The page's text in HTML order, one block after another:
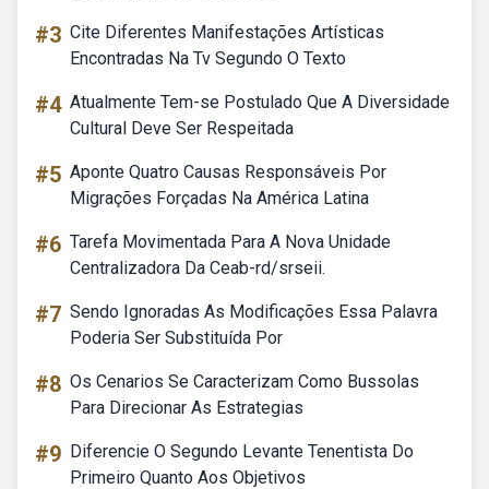
#3 Cite Diferentes Manifestações Artísticas
Encontradas Na Tv Segundo O Texto
#4 Atualmente Tem-se Postulado Que A Diversidade
Cultural Deve Ser Respeitada
#5 Aponte Quatro Causas Responsáveis Por
Migrações Forçadas Na América Latina
#6 Tarefa Movimentada Para A Nova Unidade
Centralizadora Da Ceab-rd/srseii.
#7 Sendo Ignoradas As Modificações Essa Palavra
Poderia Ser Substituída Por
#8 Os Cenarios Se Caracterizam Como Bussolas
Para Direcionar As Estrategias
#9 Diferencie O Segundo Levante Tenentista Do
Primeiro Quanto Aos Objetivos